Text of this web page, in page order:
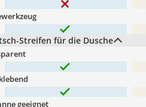
Streifen für die Dusche
geeignet